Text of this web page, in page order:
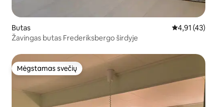
Butas Vidutinis
4,91 (43)
Žavingas butas Frederiksbergo širdyje
Mėgstamas svečių
Mėgstamas svečių